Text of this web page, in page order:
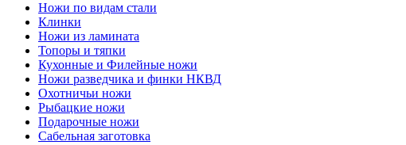
Ножи по видам стали
Клинки
Ножи из ламината
Топоры и тяпки
Кухонные и Филейные ножи
Ножи разведчика и финки НКВД
Охотничьи ножи
Рыбацкие ножи
Подарочные ножи
Сабельная заготовка